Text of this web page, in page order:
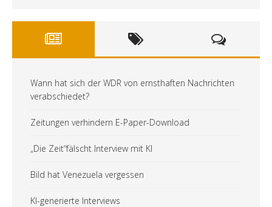
Wann hat sich der WDR von ernsthaften Nachrichten
verabschiedet?
Zeitungen verhindern E-Paper-Download
„Die Zeit“fälscht Interview mit KI
Bild hat Venezuela vergessen
KI-generierte Interviews